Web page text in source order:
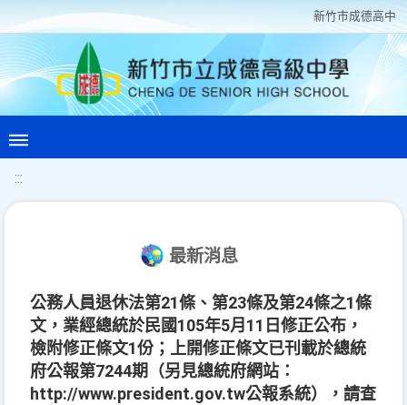
新竹巿成德高中
:::
最新消息
公務人員退休法第21條、第23條及第24條之1條
文，業經總統於民國105年5月11日修正公布，
檢附修正條文1份；上開修正條文已刊載於總統
府公報第7244期（另見總統府網站：
http://www.president.gov.tw公報系統），請查